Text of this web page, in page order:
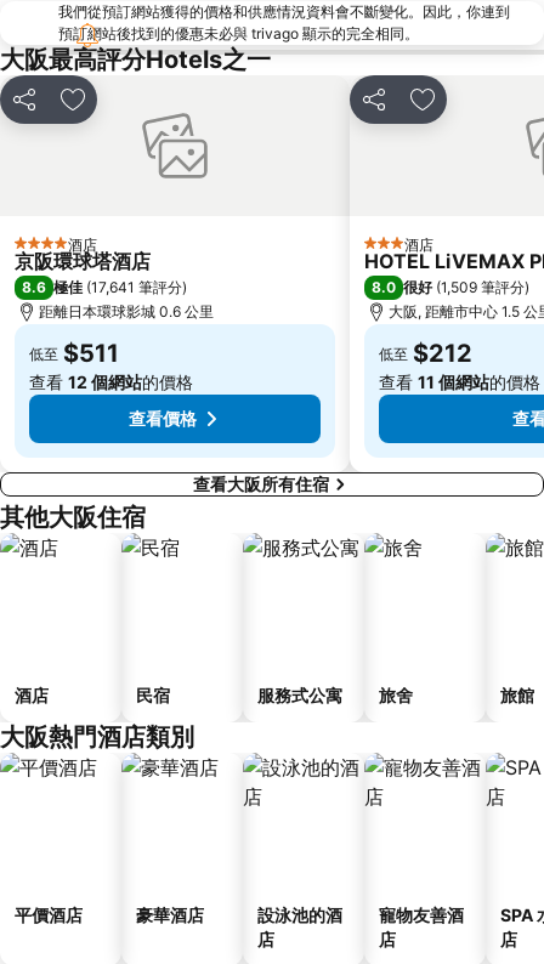
Nipponbashi Station
三宮車站
Kitahama Station
京都市役所前車站
Osaka Castle
大阪京瓷巨蛋
二條城
Rinku Premium Outlets
Namba Parks
Kyoto Tower
Kyoto International Conference Center
Hankyu Umeda Honten
Nishikujo Station
伏尾溫泉
Nara Park
Kawaramachi Station
我們從預訂網站獲得的價格和供應情況資料會不斷變化。因此，你連到
預訂網站後找到的優惠未必與 trivago 顯示的完全相同。
大阪最高評分Hotels之一
分享 放到收藏夾
4 星級 酒店
京阪環球塔酒店
8.6 極佳 (17,641 筆評分)
距離日本環球影城 0.6 公里
低至 $511
查看 12 個網站的價格
查看價格
分享 放到收藏夾
3 星級酒店
HOTEL LiVEMAX
8.0 很好 (1,509 筆評分)
大阪, 距離市中心 1.5 公
低至 $212
查看 11 個網站的價格
查
查看大阪所有住宿
其他大阪住宿
酒店 民宿 服務式公寓 旅舍 旅館
大阪熱門酒店類別
平價酒店 豪華酒店
設泳池的酒
店
寵物友善酒
店
SPA
店